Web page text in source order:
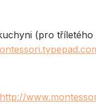
(pro
http://